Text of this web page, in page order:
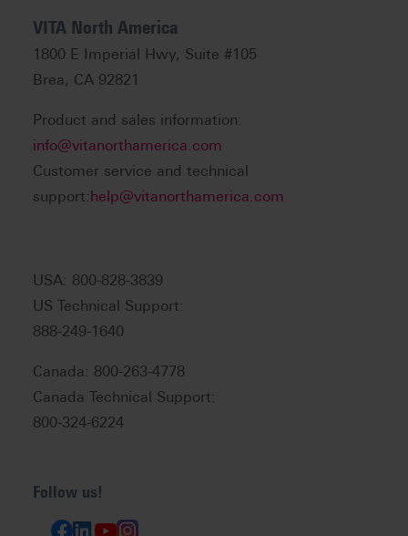
VITA North America
1800 E Imperial Hwy, Suite #105
Brea, CA 92821
Product and sales information:
info@vitanorthamerica.com
Customer service and technical
support: help@vitanorthamerica.com
USA: 800-828-3839
US Technical Support:
888-249-1640
Canada: 800-263-4778
Canada Technical Support:
800-324-6224
Follow us!